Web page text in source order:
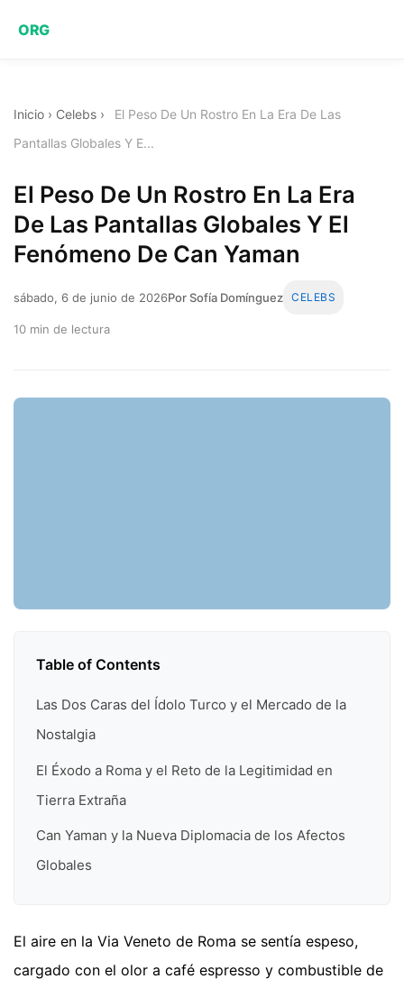
ORG
Inicio › Celebs ›
El Peso De Un Rostro En La Era De Las
Pantallas Globales Y E...
El Peso De Un Rostro En La Era
De Las Pantallas Globales Y El
Fenómeno De Can Yaman
sábado, 6 de junio de 2026Por Sofía Domínguez CELEBS
10 min de lectura
Table of Contents
Las Dos Caras del Ídolo Turco y el Mercado de la
Nostalgia
El Éxodo a Roma y el Reto de la Legitimidad en
Tierra Extraña
Can Yaman y la Nueva Diplomacia de los Afectos
Globales
El aire en la Via Veneto de Roma se sentía espeso,
cargado con el olor a café espresso y combustible de